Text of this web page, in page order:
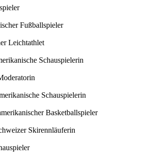
Fußballspieler
Leichtathlet
Schauspielerin
Schauspielerin
Basketballspieler
Skirennläuferin